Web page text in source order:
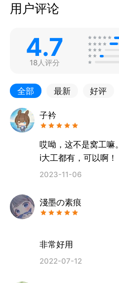
用户评论
4.7
18人评分
全部 最新 好评
子衿
哎呦，这不是窝工嘛。
i大工都有，可以啊！
2023-11-06
淺墨の素痕
2022-07-12